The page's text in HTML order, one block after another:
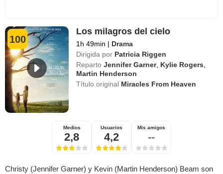
100
Los milagros del cielo
1h 49min | Drama
Dirigida por Patricia Riggen
Reparto Jennifer Garner, Kylie Rogers
Martin Henderson
Título original Miracles From Heaven
Medios
2,8
Usuarios
4,2
Mis amigos
--
Christy (Jennifer Garner) y Kevin (Martin Henderson) Beam son